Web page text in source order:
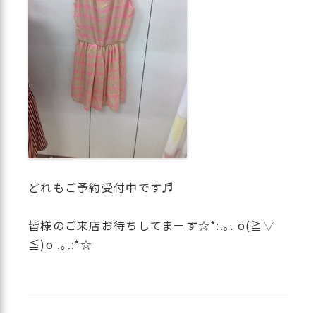
どれもご予約受付中です♬
皆様のご来店お待ちしてまーす☆*:.｡. o(≧▽
≦)o .｡.:*☆